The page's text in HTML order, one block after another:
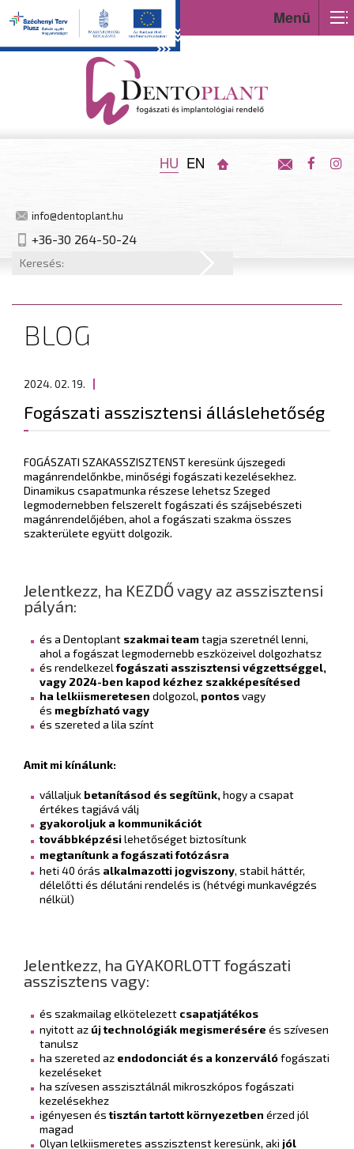
Menü
HU EN
info@dentoplant.hu
+36-30 264-50-24
BLOG
2024. 02. 19.
Fogászati asszisztensi álláslehetőség
FOGÁSZATI SZAKASSZISZTENST keresünk újszegedi
magánrendelőnkbe, minőségi fogászati kezelésekhez.
Dinamikus csapatmunka részese lehetsz Szeged
legmodernebben felszerelt fogászati és szájsebészeti
magánrendelőjében, ahol a fogászati szakma összes
szakterülete együtt dolgozik.
Jelentkezz, ha KEZDŐ vagy az asszisztensi
pályán:
és a Dentoplant szakmai teamtagja szeretnél lenni,
ahol a fogászat legmodernebb eszközeivel dolgozhatsz
és rendelkezelfogászati asszisztensi végzettséggel,
vagy 2024-ben kapod kézhez szakképesítésed
ha lelkiismeretesen dolgozol, pontosvagy
és megbízható vagy
és szereted a lila színt
Amit mi kínálunk:
vállaljuk betanításod és segítünk, hogy a csapat
értékes tagjává válj
gyakoroljuk a kommunikációt
továbbképzésilehetőséget biztosítunk
megtanítunk a fogászati fotózásra
heti 40 órás alkalmazotti jogviszony, stabil háttér,
délelőtti és délutáni rendelés is (hétvégi munkavégzés
nélkül)
Jelentkezz, ha GYAKORLOTT fogászati
asszisztens vagy:
és szakmailag elkötelezett csapatjátékos
nyitott az új technológiák megismerésére és szívesen
tanulsz
ha szereted az endodonciát és a konzerválófogászati
kezeléseket
ha szívesen asszisztálnál mikroszkópos fogászati
kezelésekhez
igényesen éstisztán tartott környezetben érzed jól
magad
Olyan lelkiismeretes asszisztenst keresünk, aki jól